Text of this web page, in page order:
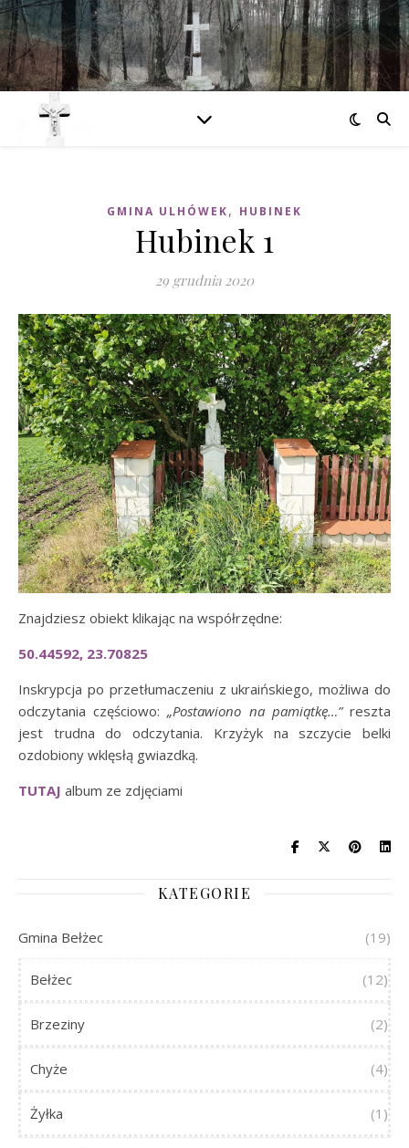
GMINA ULHÓWEK, HUBINEK
Hubinek 1
29 grudnia 2020
Znajdziesz obiekt klikając na współrzędne:
50.44592, 23.70825
Inskrypcja po przetłumaczeniu z ukraińskiego, możliwa do
odczytania częściowo:„Postawiono na pamiątkę…”reszta
jest trudna do odczytania. Krzyżyk na szczycie belki
ozdobiony wklęsłą gwiazdką.
TUTAJ album ze zdjęciami
KATEGORIE
Gmina Bełżec (19)
Bełżec (12)
Brzeziny (2)
Chyże (4)
Żyłka (1)